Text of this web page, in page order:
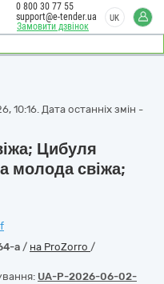
Замовити дзвінок
0 800 30 77 55
support@e-tender.ua
UK
Дата останніх змін -
Цибуля
молода свіжа;
a / на ProZorro /
UA-P-2026-06-02-